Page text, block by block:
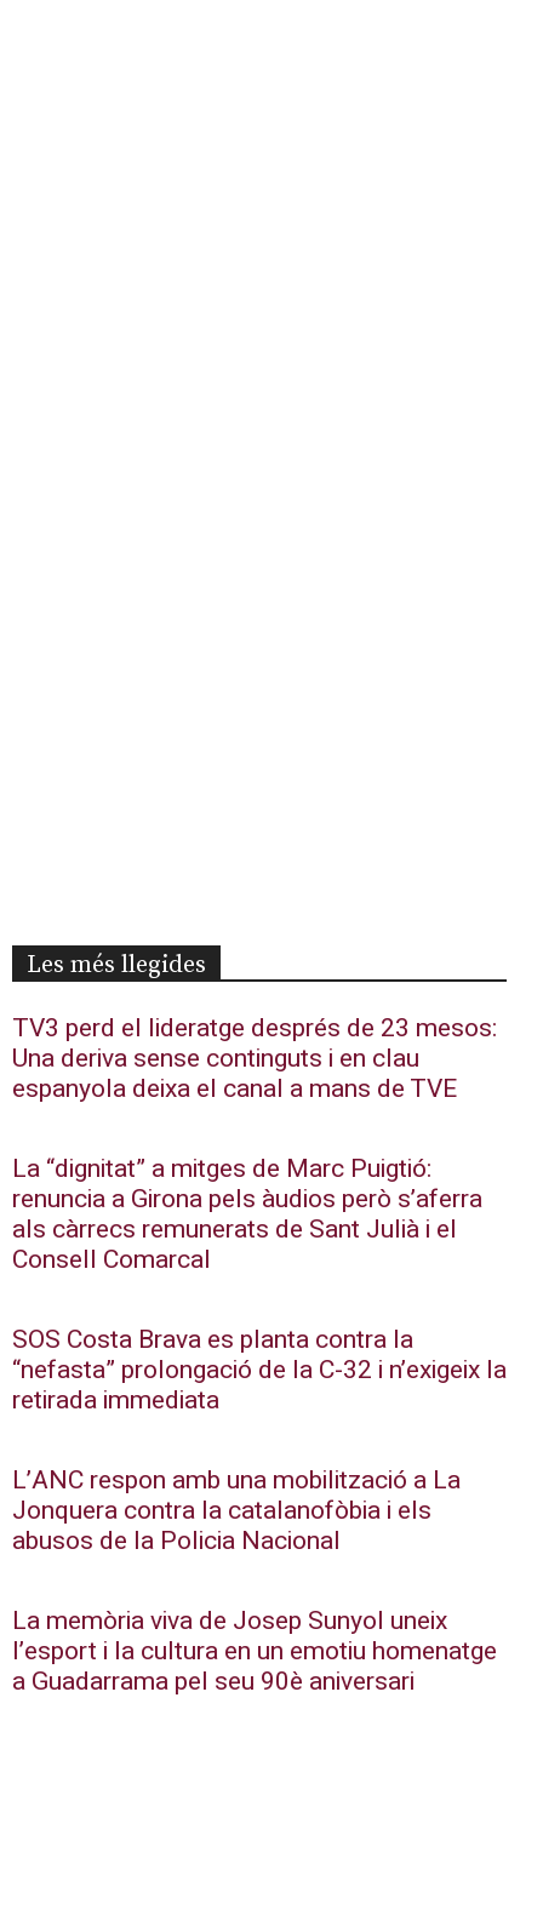
Les més llegides
TV3 perd el lideratge després de 23 mesos:
Una deriva sense continguts i en clau
espanyola deixa el canal a mans de TVE
La “dignitat” a mitges de Marc Puigtió:
renuncia a Girona pels àudios però s’aferra
als càrrecs remunerats de Sant Julià i el
Consell Comarcal
SOS Costa Brava es planta contra la
“nefasta” prolongació de la C-32 i n’exigeix la
retirada immediata
L’ANC respon amb una mobilització a La
Jonquera contra la catalanofòbia i els
abusos de la Policia Nacional
La memòria viva de Josep Sunyol uneix
l’esport i la cultura en un emotiu homenatge
a Guadarrama pel seu 90è aniversari